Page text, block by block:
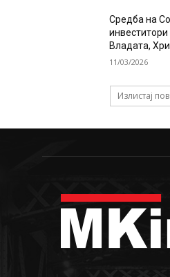
Средба на
Владата,
11/03/2026
Излистај